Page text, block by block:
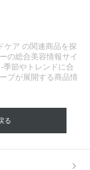
ケア の関連商品を探
の総合美容情報サイ
季節やトレンドに合
プが展開する商品情
る